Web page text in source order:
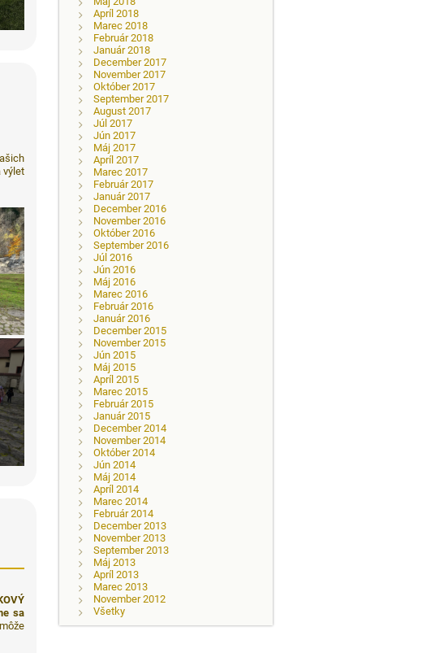
výlet
sa
Apríl 2018
Marec 2018
Február 2018
Január 2018
December 2017
November 2017
Október 2017
September 2017
August 2017
Júl 2017
Jún 2017
Máj 2017
Apríl 2017
Marec 2017
Február 2017
Január 2017
December 2016
November 2016
Október 2016
September 2016
Júl 2016
Jún 2016
Máj 2016
Marec 2016
Február 2016
Január 2016
December 2015
November 2015
Jún 2015
Máj 2015
Apríl 2015
Marec 2015
Február 2015
Január 2015
December 2014
November 2014
Október 2014
Jún 2014
Máj 2014
Apríl 2014
Marec 2014
Február 2014
December 2013
November 2013
September 2013
Máj 2013
Apríl 2013
Marec 2013
November 2012
Všetky